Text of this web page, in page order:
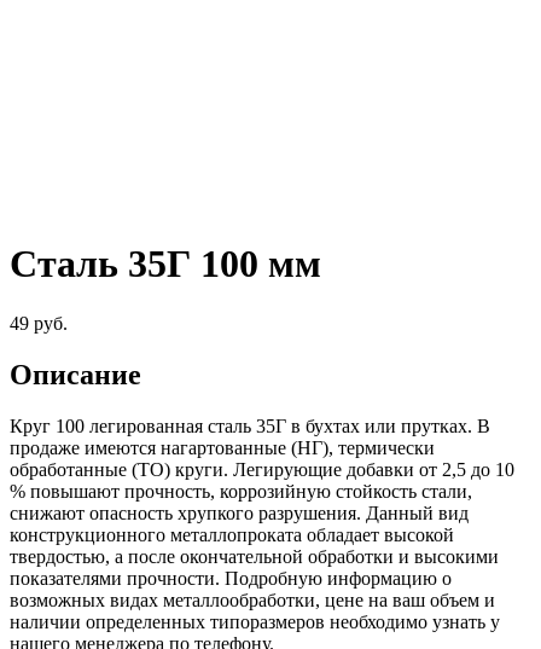
Сталь 35Г 100 мм
49 руб.
Описание
Круг 100 легированная сталь 35Г в бухтах или прутках. В
продаже имеются нагартованные (НГ), термически
обработанные (ТО) круги. Легирующие добавки от 2,5 до 10
% повышают прочность, коррозийную стойкость стали,
снижают опасность хрупкого разрушения. Данный вид
конструкционного металлопроката обладает высокой
твердостью, а после окончательной обработки и высокими
показателями прочности. Подробную информацию о
возможных видах металлообработки, цене на ваш объем и
наличии определенных типоразмеров необходимо узнать у
нашего менеджера по телефону.